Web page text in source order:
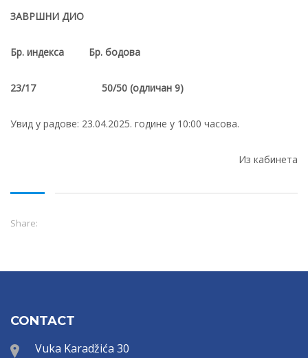
ЗАВРШНИ ДИО
Бр. индекса Бр. бодова
23/17 50/50 (одличан 9)
Увид у радове: 23.04.2025. године у 10:00 часова.
Из кабинета
Share:
CONTACT
Vuka Karadžića 30